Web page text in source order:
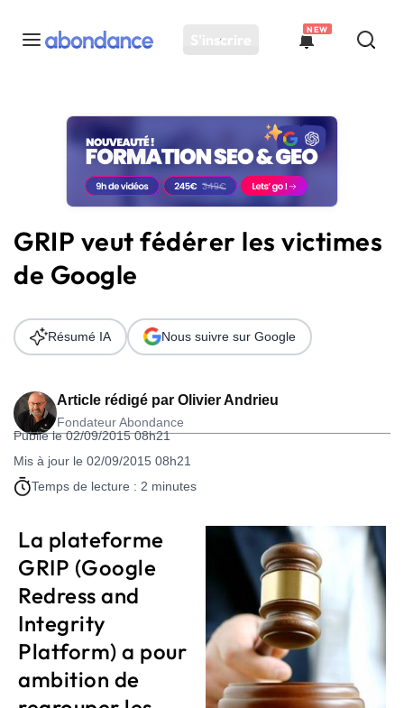
S'inscrire
NEW
Toutes les actus
Actus SEO
Plateforme
Solutions
Ressources
Audit SEO
GRIP veut fédérer les victimes
de Google
Article rédigé par Olivier Andrieu
Fondateur Abondance
Publié le 02/09/2015 08h21
Mis à jour le 02/09/2015 08h21
Temps de lecture : 2 minutes
Résumé IA Nous suivre sur Google
La plateforme
GRIP (Google
Redress and
Integrity
Platform) a pour
ambition de